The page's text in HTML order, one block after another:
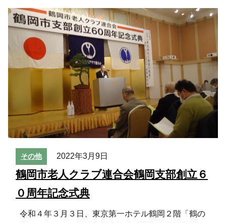
その他 2022年3月9日
鶴岡市老人クラブ連合会鶴岡支部創立６
０周年記念式典
令和４年３月３日、東京第一ホテル鶴岡２階「鶴の